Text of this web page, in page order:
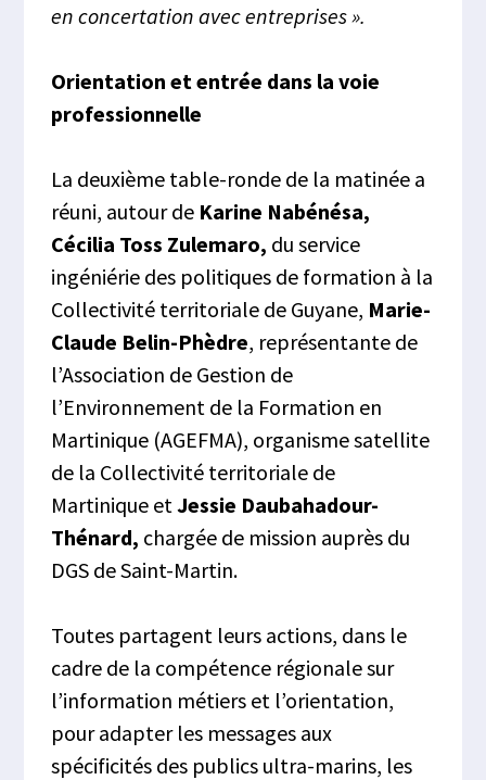
en concertation avec entreprises ».
Orientation et entrée dans la voie
professionnelle
La deuxième table-ronde de la matinée a
réuni, autour de Karine Nabénésa,
Cécilia Toss Zulemaro, du service
ingéniérie des politiques de formation à la
Collectivité territoriale de Guyane, Marie-
Claude Belin-Phèdre, représentante de
l’Association de Gestion de
l’Environnement de la Formation en
Martinique (AGEFMA), organisme satellite
de la Collectivité territoriale de
Martinique etJessie Daubahadour-
Thénard, chargée de mission auprès du
DGS de Saint-Martin.
Toutes partagent leurs actions, dans le
cadre de la compétence régionale sur
l’information métiers et l’orientation,
pour adapter les messages aux
spécificités des publics ultra-marins, les